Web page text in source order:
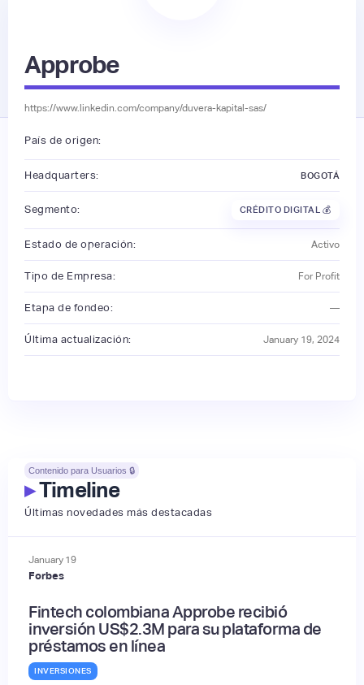
Approbe
https://www.linkedin.com/company/duvera-kapital-sas/
País de origen:
Headquarters: BOGOTÁ
Segmento: CRÉDITO DIGITAL 💰
Estado de operación: Activo
Tipo de Empresa: For Profit
Etapa de fondeo: —
Última actualización: January 19, 2024
Contenido para Usuarios 🔒
▸Timeline
Últimas novedades más destacadas
January 19
Forbes
Fintech colombiana Approbe recibió
inversión US$2.3M para su plataforma de
préstamos en línea
INVERSIONES